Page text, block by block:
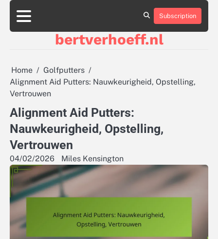
Skip
content
About
Contact
Cookie
Privacy
Sitemap
Terms
Conditions
Subscription
bertverhoeff.nl
Home
Golfputters
Alignment Aid Putters: Nauwkeurigheid, Opstelling,
Vertrouwen
Alignment Aid Putters:
Nauwkeurigheid, Opstelling,
Vertrouwen
04/02/2026 Miles Kensington